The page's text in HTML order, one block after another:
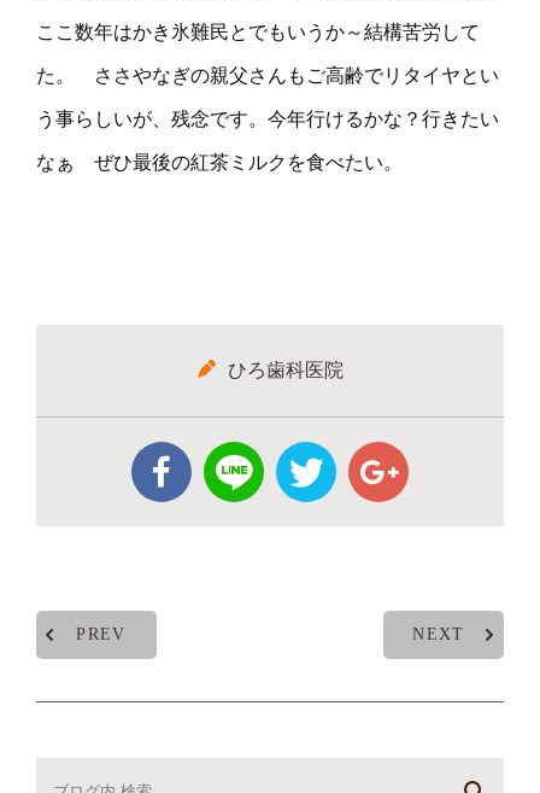
ここ数年はかき氷難民とでもいうか～結構苦労して
た。 ささやなぎの親父さんもご高齢でリタイヤとい
う事らしいが、残念です。今年行けるかな？行きたい
なぁ ぜひ最後の紅茶ミルクを食べたい。
ひろ歯科医院
PREV NEXT